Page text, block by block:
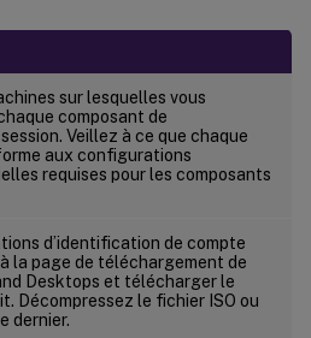
sur lesquelles vous
composant de
Veillez à ce que chaque
aux configurations
requises pour les composants
d’identification de compte
la page de téléchargement de
Desktops et télécharger le
Décompressez le fichier ISO ou
dernier.